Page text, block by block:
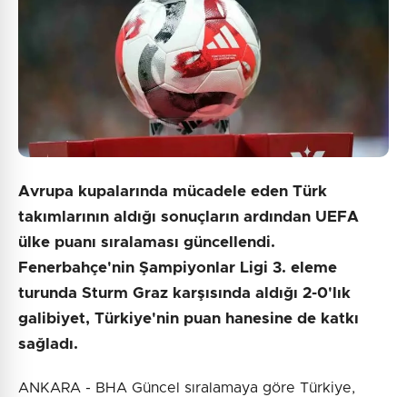
Avrupa kupalarında mücadele eden Türk
takımlarının aldığı sonuçların ardından UEFA
ülke puanı sıralaması güncellendi.
Fenerbahçe'nin Şampiyonlar Ligi 3. eleme
turunda Sturm Graz karşısında aldığı 2-0'lık
galibiyet, Türkiye'nin puan hanesine de katkı
sağladı.
ANKARA - BHA Güncel sıralamaya göre Türkiye,